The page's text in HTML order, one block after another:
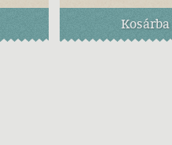
Kosárba